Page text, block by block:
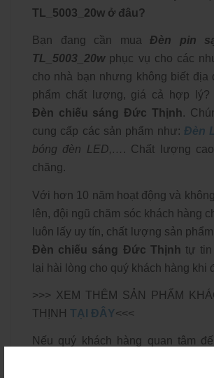
TL_5003_20w ở đâu?
Bạn đang cần mua Đèn pin
TL_5003_20wphục vụ cho các
cho nhà bạn nhưng không biết địa
phẩm chất lượng, giá cả hợp lý?
Đèn chiếu sáng Đức Thịnh.
cung cấp các sản phẩm như: Đèn
bóng đèn LED,… . Chất lượng
chăng.
Với hơn 10 năm hoạt động và
lên, đội ngũ chăm sóc khách hàng
luôn lấy uy tín, chất lượng sản
Đèn chiếu sáng Đức Thịnh tự tin
lại hài lòng cho quý khách hàng khi
>>> XEM THÊM SẢN PHẨM
THỊNH TẠI ĐÂY<<<
Nếu quý khách hàng quan tâm